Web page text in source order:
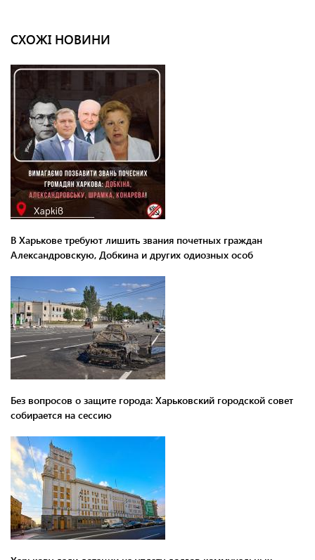
СХОЖІ НОВИНИ
В Харькове требуют лишить звания почетных граждан
Александровскую, Добкина и других одиозных особ
Без вопросов о защите города: Харьковский городской совет
собирается на сессию